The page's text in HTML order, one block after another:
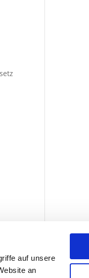
auf unsere
an